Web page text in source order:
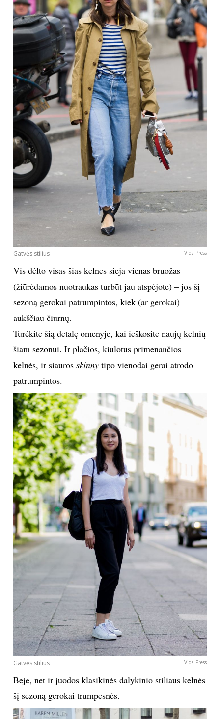
Gatvės stilius Vida Press
Vis dėlto visas šias kelnes sieja vienas bruožas
(žiūrėdamos nuotraukas turbūt jau atspėjote) – jos šį
sezoną gerokai patrumpintos, kiek (ar gerokai)
aukščiau čiurnų.
Turėkite šią detalę omenyje, kai ieškosite naujų kelnių
šiam sezonui. Ir plačios, kiulotus primenančios
kelnės, ir siauros skinnytipo vienodai gerai atrodo
patrumpintos.
Gatvės stilius Vida Press
Beje, net ir juodos klasikinės dalykinio stiliaus kelnės
šį sezoną gerokai trumpesnės.